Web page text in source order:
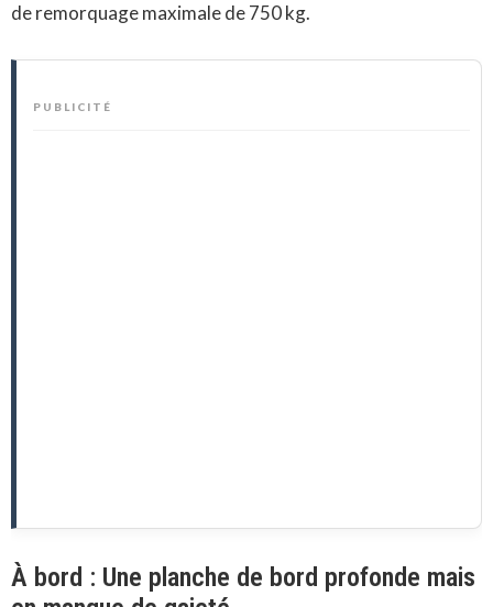
de remorquage maximale de 750 kg.
À bord : Une planche de bord profonde mais